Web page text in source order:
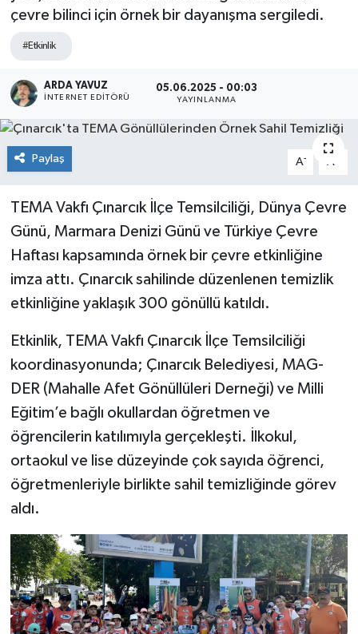
çevre bilinci için örnek bir dayanışma sergiledi.
#Etkinlik
ARDA YAVUZ
İNTERNET EDITÖRÜ
05.06.2025 - 00:03
YAYINLANMA
Paylaş A- A
TEMA Vakfı Çınarcık İlçe Temsilciliği, Dünya Çevre
Günü, Marmara Denizi Günü ve Türkiye Çevre
Haftası kapsamında örnek bir çevre etkinliğine
imza attı. Çınarcık sahilinde düzenlenen temizlik
etkinliğine yaklaşık 300 gönüllü katıldı.
Etkinlik, TEMA Vakfı Çınarcık İlçe Temsilciliği
koordinasyonunda; Çınarcık Belediyesi, MAG-
DER (Mahalle Afet Gönüllüleri Derneği) ve Milli
Eğitim’e bağlı okullardan öğretmen ve
öğrencilerin katılımıyla gerçekleşti. İlkokul,
ortaokul ve lise düzeyinde çok sayıda öğrenci,
öğretmenleriyle birlikte sahil temizliğinde görev
aldı.
İLÇELERİMİZ